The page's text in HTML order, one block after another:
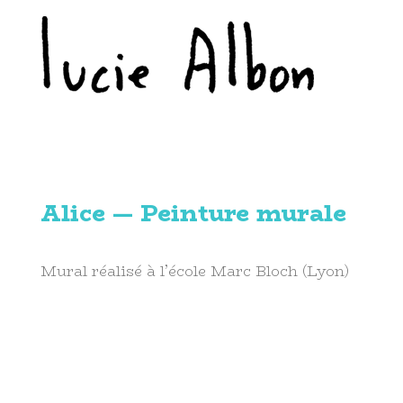
Alice — Peinture murale
Mural réalisé à l’école Marc Bloch (Lyon)